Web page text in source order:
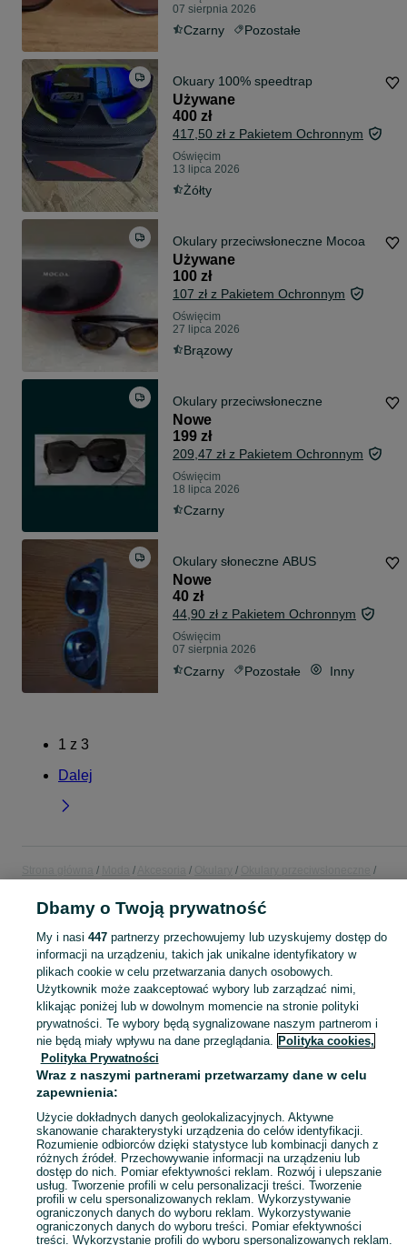
07 sierpnia 2026
Czarny Pozostałe
Okuary 100% speedtrap
Używane
400 zł
417,50 zł z Pakietem Ochronnym
Oświęcim
13 lipca 2026
Żółty
Okulary przeciwsłoneczne Mocoa
Używane
100 zł
107 zł z Pakietem Ochronnym
Oświęcim
27 lipca 2026
Brązowy
Okulary przeciwsłoneczne
Nowe
199 zł
209,47 zł z Pakietem Ochronnym
Oświęcim
18 lipca 2026
Czarny
Okulary słoneczne ABUS
Nowe
40 zł
44,90 zł z Pakietem Ochronnym
Oświęcim
07 sierpnia 2026
Czarny Pozostałe Inny
1 z 3
Dalej
Strona główna
Okulary przeciwsłoneczne
Oświęcim
KATEGORIA
Szeroki wybór okularów przeciwsłonecznych Oświęcim ▶️ z filtrem UV, aviator i inne ✅ Nowe i używane w dobrych cenach ✌ Znajdź oferty na OLX.pl! Zobacz
Mapa kategorii
Mapa miejscowości
Mapa ministron
Popularne wyszukiwania
Dbamy o Twoją prywatność
My i nasi 447partnerzy przechowujemy lub uzyskujemy dostęp do
informacji na urządzeniu, takich jak unikalne identyfikatory w
plikach cookie w celu przetwarzania danych osobowych.
Użytkownik może zaakceptować wybory lub zarządzać nimi,
klikając poniżej lub w dowolnym momencie na stronie polityki
prywatności. Te wybory będą sygnalizowane naszym partnerom i
nie będą miały wpływu na dane przeglądania. Polityka cookies,
Polityka Prywatności
Wraz z naszymi partnerami przetwarzamy dane w celu
zapewnienia:
Użycie dokładnych danych geolokalizacyjnych. Aktywne
skanowanie charakterystyki urządzenia do celów identyfikacji.
Rozumienie odbiorców dzięki statystyce lub kombinacji danych z
różnych źródeł. Przechowywanie informacji na urządzeniu lub
dostęp do nich. Pomiar efektywności reklam. Rozwój i ulepszanie
usług. Tworzenie profili w celu personalizacji treści. Tworzenie
profili w celu spersonalizowanych reklam. Wykorzystywanie
ograniczonych danych do wyboru reklam. Wykorzystywanie
ograniczonych danych do wyboru treści. Pomiar efektywności
treści. Wykorzystanie profili do wyboru spersonalizowanych reklam.